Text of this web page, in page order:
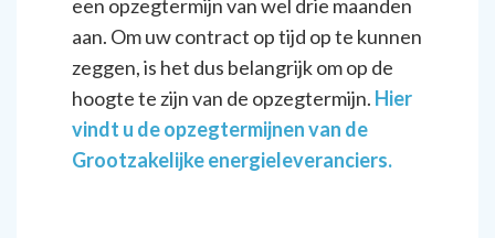
een opzegtermijn van wel drie maanden
aan. Om uw contract op tijd op te kunnen
zeggen, is het dus belangrijk om op de
hoogte te zijn van de opzegtermijn. Hier
vindt u de opzegtermijnen van de
Grootzakelijke energieleveranciers.